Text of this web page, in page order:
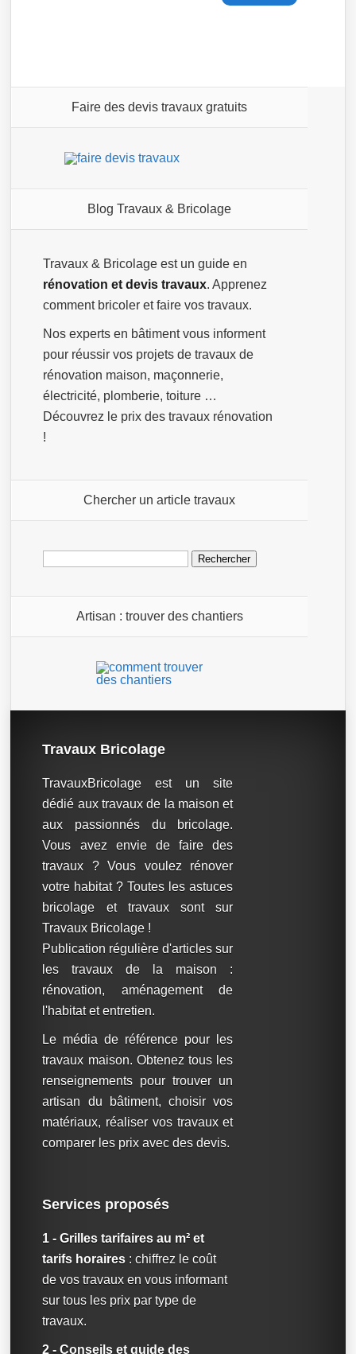
Faire des devis travaux gratuits
Blog Travaux & Bricolage
Travaux & Bricolage est un guide en
rénovation et devis travaux. Apprenez
comment bricoler et faire vos travaux.
Nos experts en bâtiment vous informent
pour réussir vos projets de travaux de
rénovation maison, maçonnerie,
électricité, plomberie, toiture …
Découvrez le prix des travaux rénovation
!
Chercher un article travaux
Rechercher :
Artisan : trouver des chantiers
Travaux Bricolage
TravauxBricolage est un site
dédié aux travaux de la maison et
aux passionnés du bricolage.
Vous avez envie de faire des
travaux ? Vous voulez rénover
votre habitat ? Toutes les astuces
bricolage et travaux sont sur
Travaux Bricolage !
Publication régulière d'articles sur
les travaux de la maison :
rénovation, aménagement de
l'habitat et entretien.
Le média de référence pour les
travaux maison. Obtenez tous les
renseignements pour trouver un
artisan du bâtiment, choisir vos
matériaux, réaliser vos travaux et
comparer les prix avec des devis.
Services proposés
1 - Grilles tarifaires au m² et
tarifs horaires : chiffrez le coût
de vos travaux en vous informant
sur tous les prix par type de
travaux.
2 - Conseils et guide des